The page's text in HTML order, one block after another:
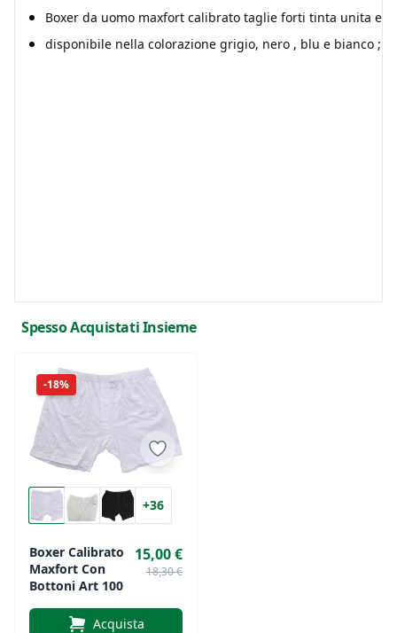
Boxer da uomo maxfort calibrato taglie forti tinta unita
disponibile nella colorazione grigio, nero , blu e bianco ;
Spesso Acquistati Insieme
-18%
+36
Boxer Calibrato
Maxfort Con
Bottoni Art 100
15,00 €
18,30 €
Acquista